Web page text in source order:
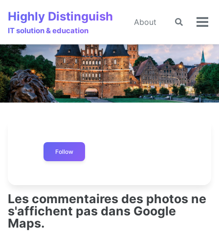
primary
content
footer
Highly Distinguish
IT solution & education
About
Toggle
Follow
Les commentaires des photos ne
s'affichent pas dans Google
Maps.
🌙